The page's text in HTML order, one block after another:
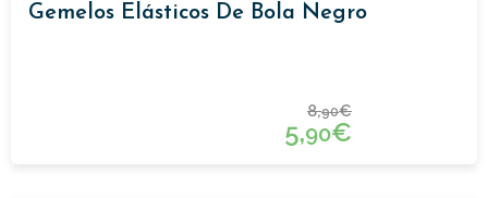
Gemelos Elásticos De Bola Negro
8,90€
5,90€